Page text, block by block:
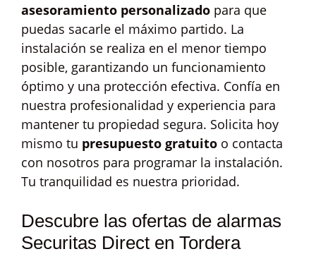
asesoramiento personalizado para que
puedas sacarle el máximo partido. La
instalación se realiza en el menor tiempo
posible, garantizando un funcionamiento
óptimo y una protección efectiva. Confía en
nuestra profesionalidad y experiencia para
mantener tu propiedad segura. Solicita hoy
mismo tu presupuesto gratuito o contacta
con nosotros para programar la instalación.
Tu tranquilidad es nuestra prioridad.
Descubre las ofertas de alarmas
Securitas Direct en Tordera